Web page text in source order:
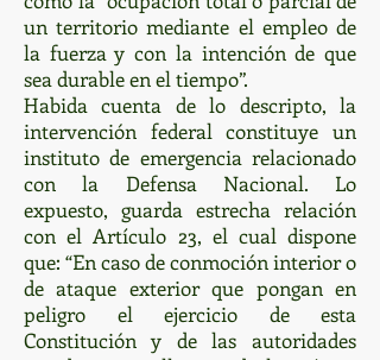
un territorio mediante el empleo de
la fuerza y con la intención de que
sea durable en el tiempo”.
Habida cuenta de lo descripto, la
intervención federal constituye un
instituto de emergencia relacionado
con la Defensa Nacional. Lo
expuesto, guarda estrecha relación
con el Artículo 23, el cual dispone
que: “En caso de conmoción interior o
de ataque exterior que pongan en
peligro el ejercicio de esta
Constitución y de las autoridades